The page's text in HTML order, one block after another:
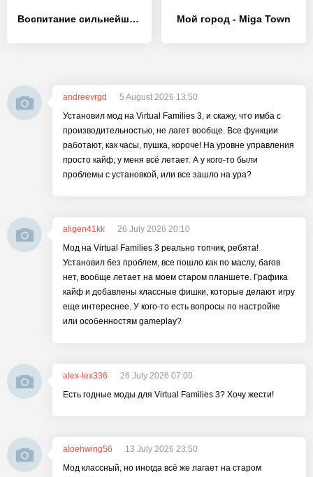
Воспитание сильнейшего лучника Мой город - Miga Town
andreevrgd
5 August 2026 13:50
Установил мод на Virtual Families 3, и скажу, что имба с
производительностью, не лагет вообще. Все функции
работают, как часы, пушка, короче! На уровне управления
просто кайф, у меня всё летает. А у кого-то были
проблемы с установкой, или все зашло на ура?
aligen41kk
26 July 2026 20:10
Мод на Virtual Families 3 реально топчик, ребята!
Установил без проблем, все пошло как по маслу, багов
нет, вообще летает на моем старом планшете. Графика
кайф и добавлены классные фишки, которые делают игру
еще интереснее. У кого-то есть вопросы по настройке
или особенностям gameplay?
alex-lex336
26 July 2026 07:00
Есть годные моды для Virtual Families 3? Хочу жести!
aloehwing56
13 July 2026 23:50
Мод классный, но иногда всё же лагает на старом